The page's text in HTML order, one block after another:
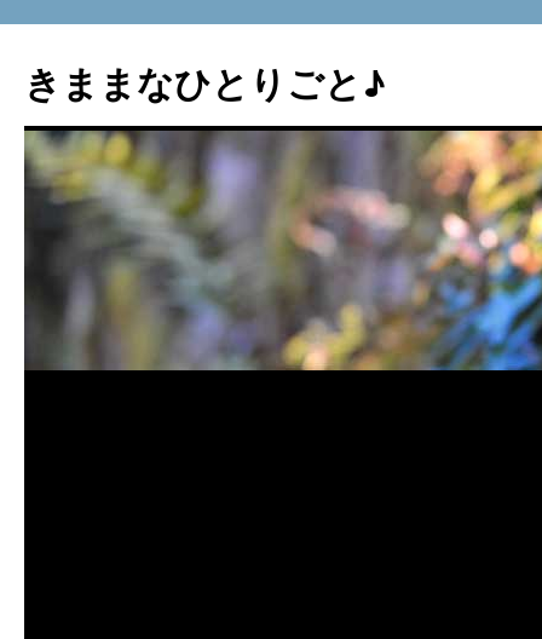
テ
ン
ス
キ
きままなひとりごと♪